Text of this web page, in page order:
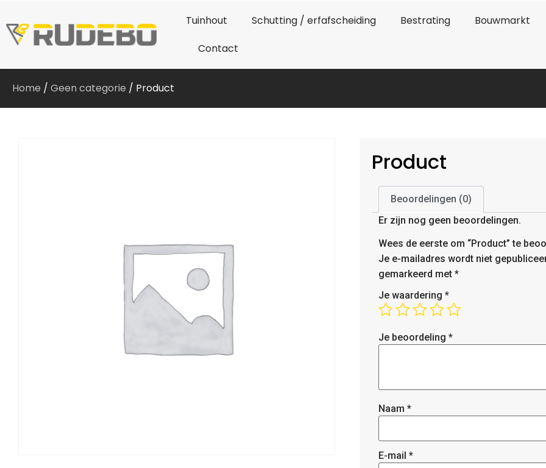
Tuinhout Schutting / erfafscheiding Bestrating
Bouwmarkt
Contact
Home / Geen categorie / Product
Product
Beoordelingen (0)
Er zijn nog geen beoordelingen.
Wees de eerste om “Product” te
Je e-mailadres wordt niet
gemarkeerd met *
Je waardering *
Je beoordeling *
Naam *
E-mail *